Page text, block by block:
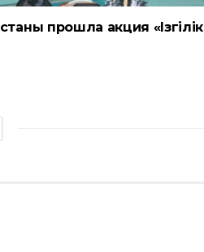
прошла акция «Ізгілік